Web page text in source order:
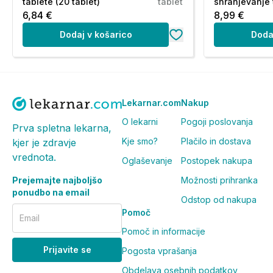
6,84 €
Dodaj v košarico
8,99 €
Prva spletna lekarna,
kjer je zdravje
vrednota.
Prejemajte najboljšo
ponudbo na email
Email
Prijavite se
Lekarnar.com
O lekarni
Kje smo?
Oglaševanje
Nakup
Pogoji poslovanja
Plačilo in dostava
Postopek nakupa
Možnosti prihranka
Odstop od nakupa
Pomoč
Pomoč in informacije
Pogosta vprašanja
Obdelava osebnih podatkov